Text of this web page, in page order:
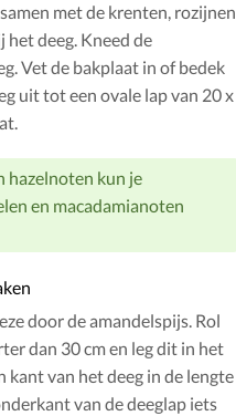
met de krenten, rozijnen
deeg. Kneed de
Vet de bakplaat in of bedek
uit tot een ovale lap van 20 x
hazelnoten kun je
en macadamianoten
door de amandelspijs. Rol
dan 30 cm en leg dit in het
kant van het deeg in de lengte
van de deeglap iets